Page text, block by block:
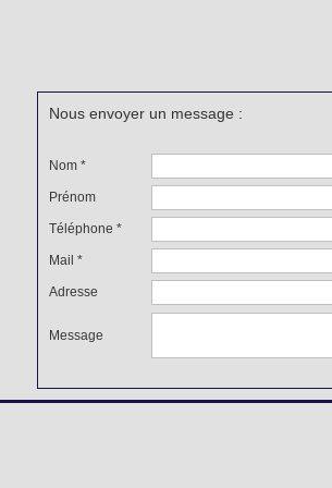
Nous envoyer un message :
Nom *
Prénom
Téléphone *
Mail *
Adresse
Message